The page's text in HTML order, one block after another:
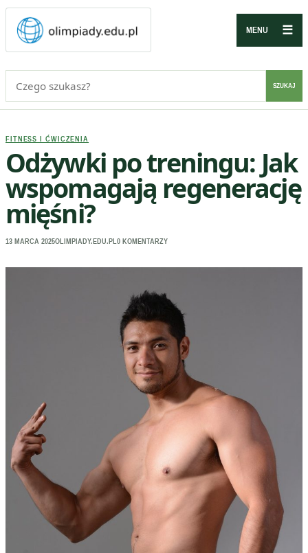
MENU ☰
SZUKAJ
FITNESS I ĆWICZENIA
Odżywki po treningu: Jak
wspomagają regenerację
mięśni?
13 MARCA 2025OLIMPIADY.EDU.PL 0 KOMENTARZY